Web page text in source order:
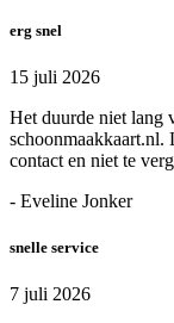
erg snel
15 juli 2026
Het duurde niet lang
contact en niet te
- Eveline Jonker
snelle service
7 juli 2026